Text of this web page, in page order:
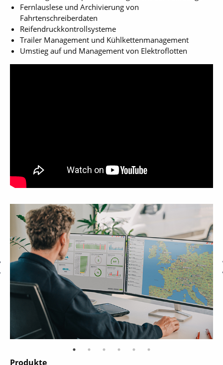
Fernlauslese und Archivierung von
Fahrtenschreiberdaten
Reifendruckkontrollsysteme
Trailer Management und Kühlkettenmanagement
Umstieg auf und Management von Elektroflotten
Produkte